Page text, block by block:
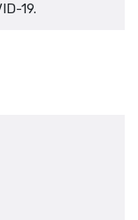
19.